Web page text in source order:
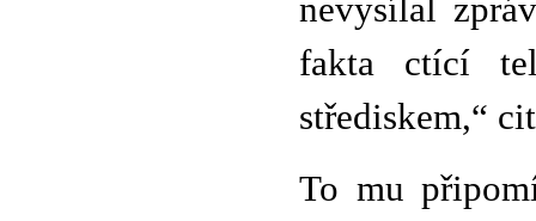
nevysílal
fakta ctící
střediskem,“
To mu